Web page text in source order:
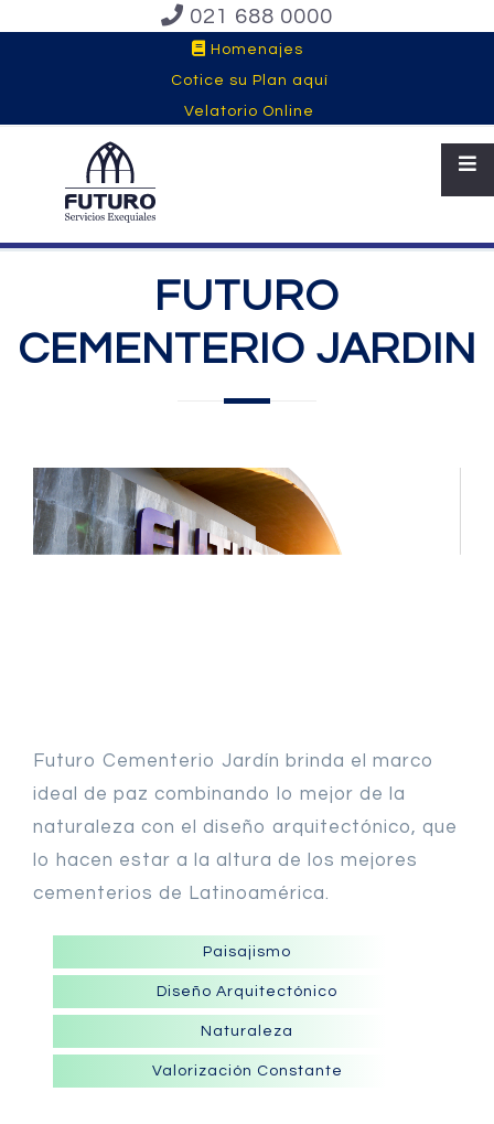
021 688 0000
Homenajes
Cotice su Plan aquí
Velatorio Online
FUTURO
CEMENTERIO JARDIN
Futuro Cementerio Jardín brinda el marco
ideal de paz combinando lo mejor de la
naturaleza con el diseño arquitectónico, que
lo hacen estar a la altura de los mejores
cementerios de Latinoamérica.
Paisajismo
Diseño Arquitectónico
Naturaleza
Valorización Constante